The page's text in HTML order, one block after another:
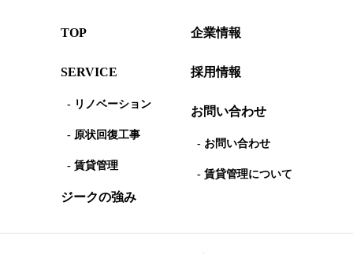
TOP
SERVICE
- リノベーション
- 原状回復工事
- 賃貸管理
ジークの強み
企業情報
採用情報
お問い合わせ
- お問い合わせ
- 賃貸管理について